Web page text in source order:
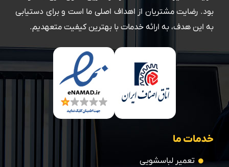
بود. رضایت مشتریان از اهداف اصلی ما است و برای دستیابی
به این هدف، به ارائه خدمات با بهترین کیفیت متعهدیم.
خدمات ما
تعمیر لباسشویی